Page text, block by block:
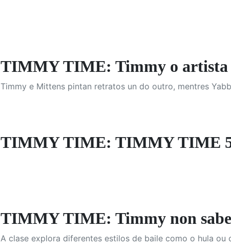
TIMMY TIME: Timmy o artista
Timmy e Mittens pintan retratos un do outro, mentres
TIMMY TIME: TIMMY TIME
TIMMY TIME: Timmy non
A clase explora diferentes estilos de baile como o hula